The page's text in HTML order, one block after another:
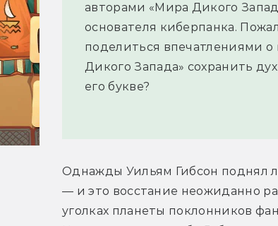
авторами «Мира Дикого
основателя киберпанка.
поделиться впечатлениями о
Дикого Запада» сохранить
его букве?
Однажды Уильям Гибсон поднял
— и это восстание неожиданно
уголках планеты поклонников